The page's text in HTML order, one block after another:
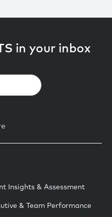
in your inbox
Insights & Assessment
& Team Performance